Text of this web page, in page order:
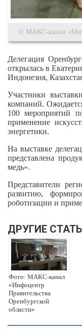
© МАКС-канал
Делегация
открылась в
Индонезия,
Участники
компаний.
100 мероприятий
применение
энергетики.
На выставке
представлена
медь».
Представители
развитию,
роботизации и
ДРУГИЕ
Фото: МАКС-канал
«Инфоцентр
Правительства
Оренбургской
области»